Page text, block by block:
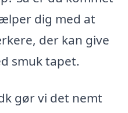
dig med at
der kan give
smuk tapet.
gør vi det nemt